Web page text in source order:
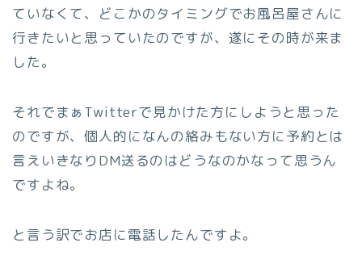
ていなくて、どこかのタイミングでお風呂屋さんに
行きたいと思っていたのですが、遂にその時が来ま
した。
それでまぁTwitterで見かけた方にしようと思った
のですが、個人的になんの絡みもない方に予約とは
言えいきなりDM送るのはどうなのかなって思うん
ですよね。
と言う訳でお店に電話したんですよ。